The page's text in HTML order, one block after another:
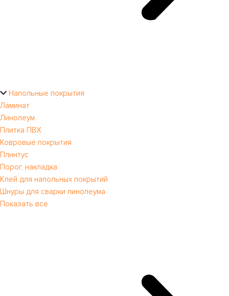
Напольные покрытия
Ламинат
Линолеум
Плитка ПВХ
Ковровые покрытия
Плинтус
Порог, накладка
Клей для напольных покрытий
Шнуры для сварки линолеума
Показать все